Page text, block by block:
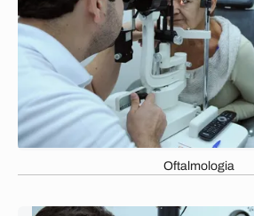
Oftalmologia